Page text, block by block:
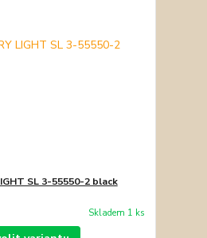
SL 3-55550-2 black
Skladem 1 ks